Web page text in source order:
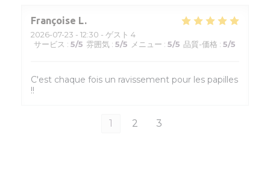
Françoise L
2026-07-23 - 12:30 - ゲスト 4
サービス : 5/5 雰囲気 : 5/5 メニュー : 5/5 品質-価格 : 5/5
C'est chaque fois un ravissement pour les papilles
!!
1 2 3